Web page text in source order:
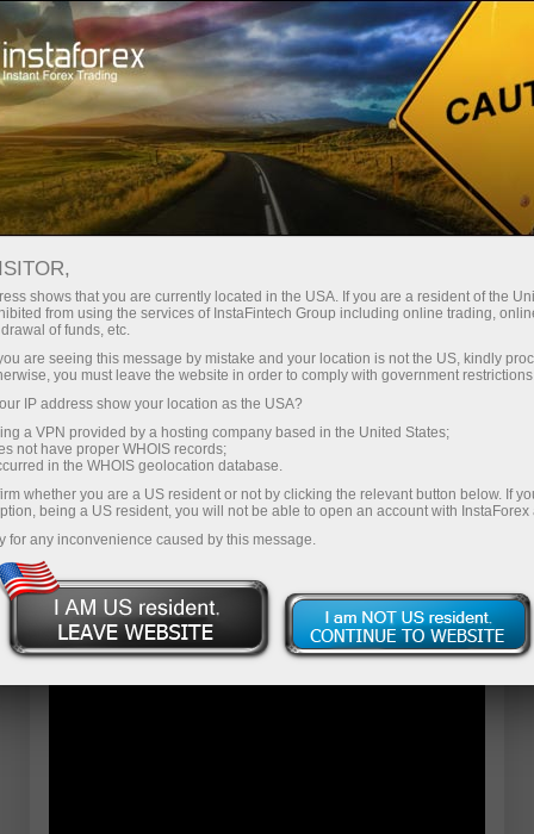
Трейдерам Форекс обзоры Обзоры
27.05.2026: Аналитические
обзоры Форекс: Евро, фунт и
доллар ждут новых сигналов с
Ближнего Востока. Видеопрогноз на
27 мая
Открыть торговый счет
Открыть демосчет
shows that you are currently located in the USA. If you are a resident of the
from using the services of InstaFintech Group including online trading,
of funds, etc.
are seeing this message by mistake and your location is not the US, kindly
you must leave the website in order to comply with government
IP address show your location as the USA?
a VPN provided by a hosting company based in the United States;
not have proper WHOIS records;
in the WHOIS geolocation database.
whether you are a US resident or not by clicking the relevant button below. If
being a US resident, you will not be able to open an account with InstaForex
for any inconvenience caused by this message.